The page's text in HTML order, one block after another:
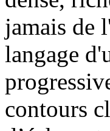
jamais de
langage
contours